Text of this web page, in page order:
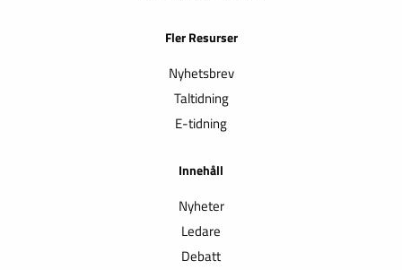
Fler Resurser
Nyhetsbrev
Taltidning
E-tidning
Innehåll
Nyheter
Ledare
Debatt